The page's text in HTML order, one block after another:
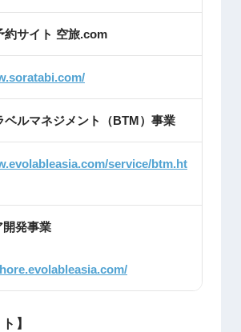
約サイト 空旅.com
ベルマネジメント（BTM）事業
service/btm.ht
開発事業
】